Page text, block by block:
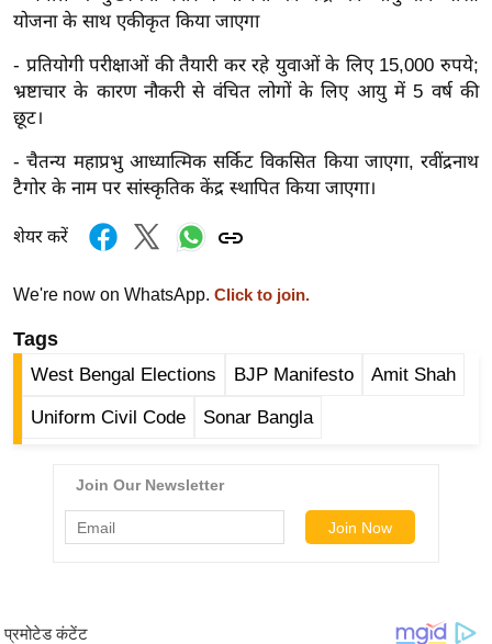
g
e
w
s
ला
इ
स्टा
ल
टे
क्नॉ
जी
घ
योजना के साथ एकीकृत किया जाएगा
- प्रतियोगी परीक्षाओं की तैयारी कर रहे युवाओं के लिए 15,000 रुपये;
भ्रष्टाचार के कारण नौकरी से वंचित लोगों के लिए आयु में 5 वर्ष की
छूट।
- चैतन्य महाप्रभु आध्यात्मिक सर्किट विकसित किया जाएगा, रवींद्रनाथ
टैगोर के नाम पर सांस्कृतिक केंद्र स्थापित किया जाएगा।
शेयर करें
We're now on WhatsApp. Click to join.
Tags
West Bengal Elections BJP Manifesto Amit Shah
Uniform Civil Code Sonar Bangla